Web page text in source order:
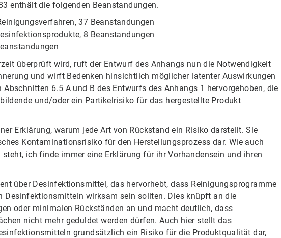
enthält die folgenden Beanstandungen.
37 Beanstandungen
8 Beanstandungen​​​​​​​
überprüft wird, ruft der Entwurf des Anhangs nun die Notwendigkeit
und wirft Bedenken hinsichtlich möglicher latenter Auswirkungen
6.5 A und B des Entwurfs des Anhangs 1 hervorgehoben, die
und/oder ein Partikelrisiko für das hergestellte Produkt
Erklärung, warum jede Art von Rückstand ein Risiko darstellt. Sie
Kontaminationsrisiko für den Herstellungsprozess dar.​​​​​​​ Wie auch
ich finde immer eine Erklärung für ihr Vorhandensein und ihren
über Desinfektionsmittel, das hervorhebt, dass Reinigungsprogramme
Desinfektionsmitteln wirksam sein sollten. Dies knüpft an die
oder minimalen Rückständen an und macht deutlich, dass
nicht mehr geduldet werden dürfen. Auch hier stellt das
grundsätzlich ein Risiko für die Produktqualität dar,